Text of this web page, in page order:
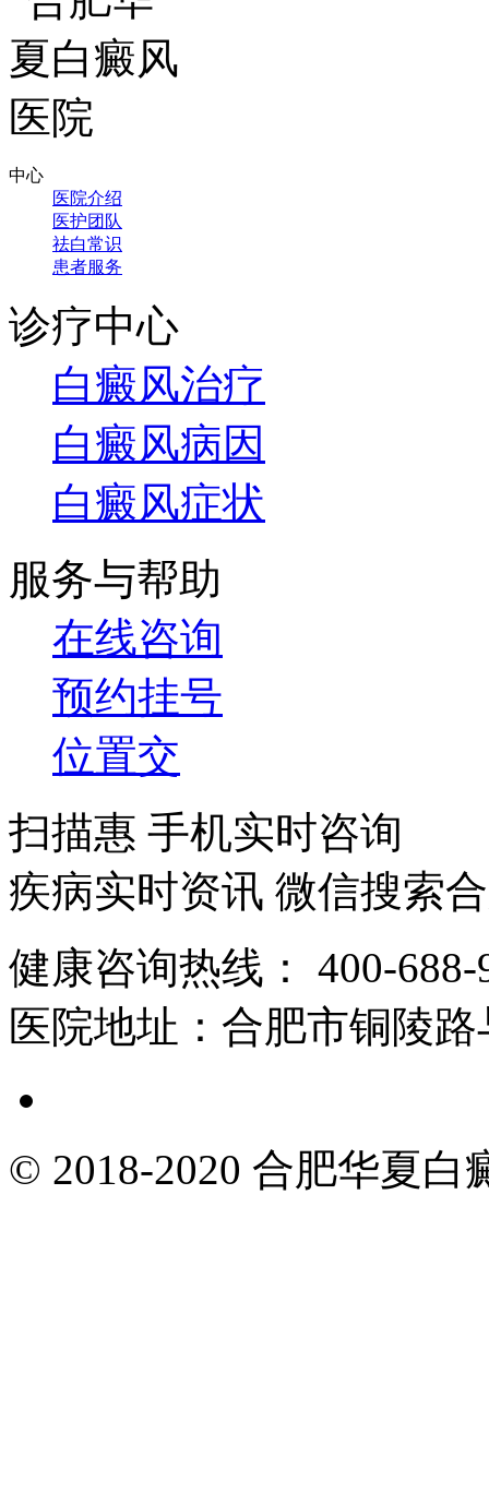
中心
医院介绍
医护团队
祛白常识
患者服务
诊疗中心
白癜风治疗
白癜风病因
白癜风症状
服务与帮助
在线咨询
预约挂号
位置交
扫描惠 手机实时咨询
疾病实时资讯 微信搜索
健康咨询热线： 400-688-
医院地址： 合肥市铜陵
© 2018-2020 合肥华夏白